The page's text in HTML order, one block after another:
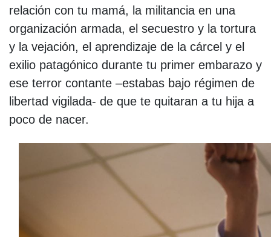
relación con tu mamá, la militancia en una
organización armada, el secuestro y la tortura
y la vejación, el aprendizaje de la cárcel y el
exilio patagónico durante tu primer embarazo y
ese terror contante –estabas bajo régimen de
libertad vigilada- de que te quitaran a tu hija a
poco de nacer.